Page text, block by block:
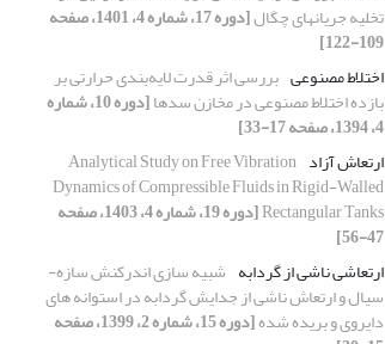
تخلیه جریانهای چگال [دوره 17، شماره 4، 1401، صفحه
109-122]
اختلاط مصنوعی بررسی اثر قدرت لایه‌بندی حرارتی بر
بازده اختلاط مصنوعی در مخازن سدها [دوره 10، شماره
4، 1394، صفحه 17-33]
ارتعاش آزاد Analytical Study on Free Vibration
Dynamics of Compressible Fluids in Rigid-Walled
Rectangular Tanks [دوره 19، شماره 4، 1403، صفحه
47-56]
ارتعاشی ناشی از گردابه شبیه سازی اندرکنش سازه-
سیال و ارتعاش ناشی از جدایش گردابه در استوانه های
دایروی و بریده شده [دوره 15، شماره 2، 1399، صفحه